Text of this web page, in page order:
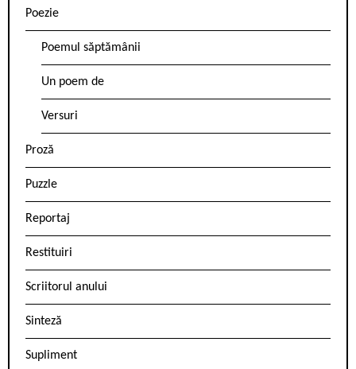
Poezie
Poemul săptămânii
Un poem de
Versuri
Proză
Puzzle
Reportaj
Restituiri
Scriitorul anului
Sinteză
Supliment